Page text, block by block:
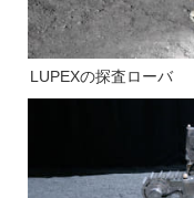
LUPEXの探査ローバ